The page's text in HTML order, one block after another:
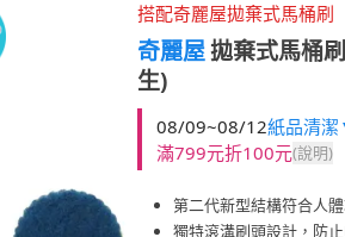
搭配奇麗屋拋棄式馬桶刷
奇麗屋拋棄式馬桶
生)
08/09~08/12紙品清
滿799元折100元(說明)
第二代新型結構符合人
獨特滾溝刷頭設計，防